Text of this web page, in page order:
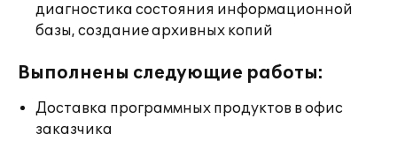
диагностика состояния информационной
базы, создание архивных копий
Выполнены следующие работы:
Доставка программных продуктов в офис
заказчика